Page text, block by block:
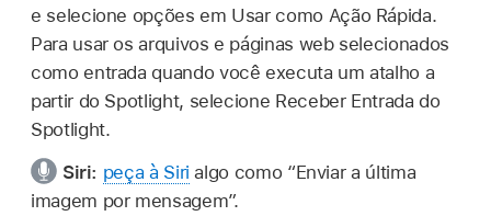
e selecione opções em Usar como Ação Rápida.
Para usar os arquivos e páginas web selecionados
como entrada quando você executa um atalho a
partir do Spotlight, selecione Receber Entrada do
Spotlight.
Siri: peça à Siri algo como “Enviar a última
imagem por mensagem”.